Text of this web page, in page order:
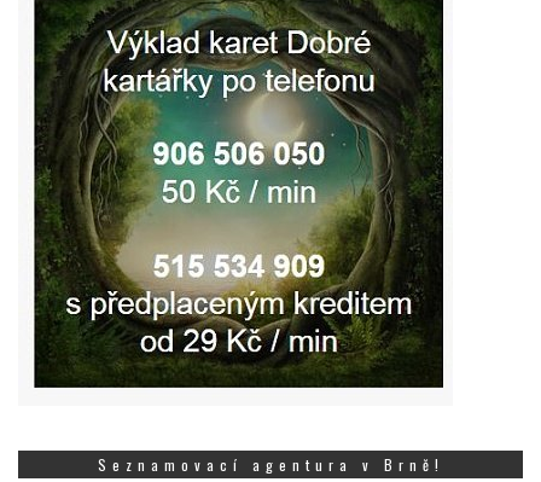
Seznamovací agentura v Brně!